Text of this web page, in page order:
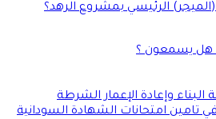
الرئيسي بمشروع الرهد؟
هل يسمعون ؟
وإعادة الإعمار الشرطة
تامين امتحانات الشهادة السودانية